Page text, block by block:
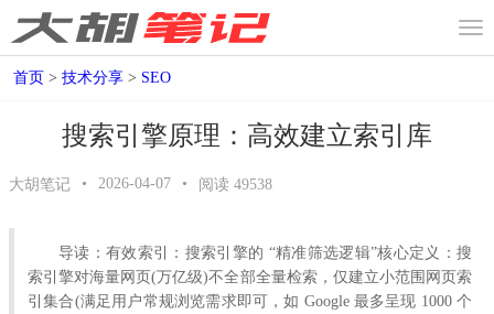
首页 > 技术分享 > SEO
搜索引擎原理：高效建立索引库
大胡笔记 • 2026-04-07 • 阅读 49538
导读：有效索引：搜索引擎的 “精准筛选逻辑”核心定义：搜
索引擎对海量网页(万亿级)不全部全量检索，仅建立小范围网页索
引集合(满足用户常规浏览需求即可，如 Google 最多呈现 1000 个